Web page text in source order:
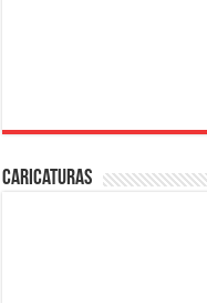
Caricaturas